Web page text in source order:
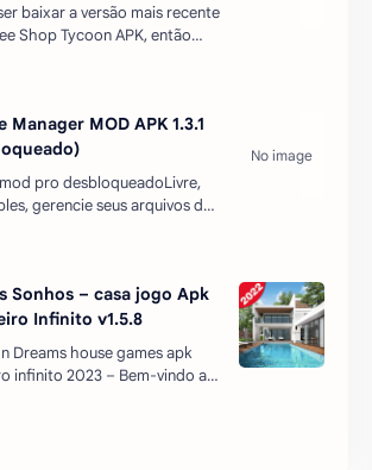
baixar a versão mais recente
Shop Tycoon APK, então
para SINHOGAMER. você
Idle Coffee Shop Tycoon Mod
Manager MOD APK 1.3.1
pro desbloqueadoLivre,
gerencie seus arquivos de
e fácil com o Esuper File
mod. Esuper File Manager -
Sonhos – casa jogo Apk
Infinito v1.5.8
Dreams house games apk
infinito 2023 – Bem-vindo ao
Jogue o melhor jogo
design de interiores com